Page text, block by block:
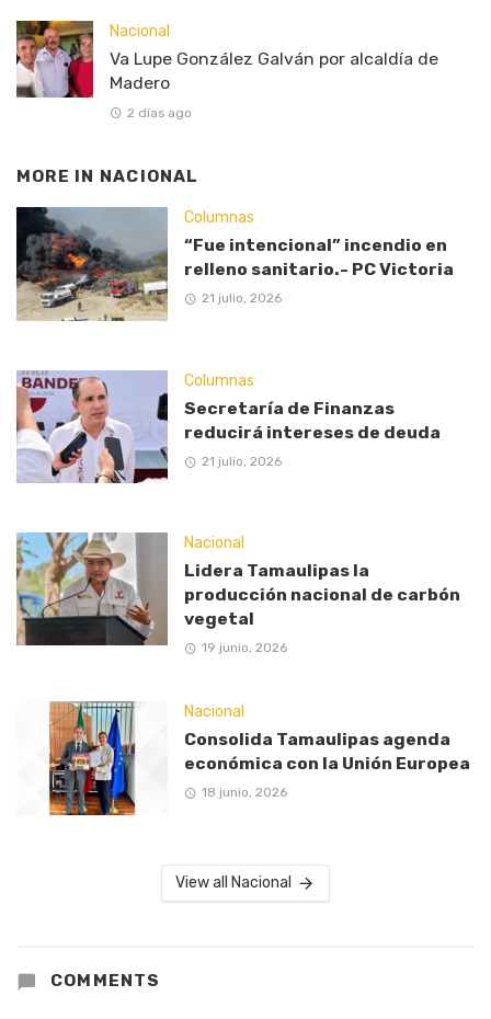
Nacional
Va Lupe González Galván por alcaldía de
Madero
2 días ago
MORE IN NACIONAL
Columnas
“Fue intencional” incendio en
relleno sanitario.- PC Victoria
21 julio, 2026
Columnas
Secretaría de Finanzas
reducirá intereses de deuda
21 julio, 2026
Nacional
Lidera Tamaulipas la
producción nacional de carbón
vegetal
19 junio, 2026
Nacional
Consolida Tamaulipas agenda
económica con la Unión Europea
18 junio, 2026
View all Nacional
COMMENTS